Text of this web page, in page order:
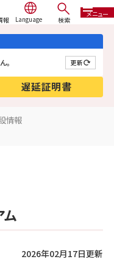
報 検索
メニュー
。 更新
遅延証明書
情報
2026年02月17日更新